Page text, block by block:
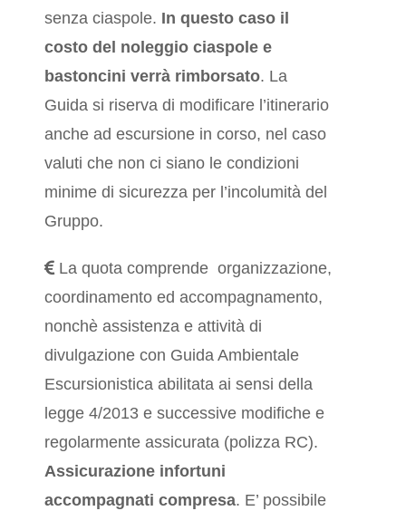
senza ciaspole. In questo caso il
costo del noleggio ciaspole e
bastoncini verrà rimborsato. La
Guida si riserva di modificare l’itinerario
anche ad escursione in corso, nel caso
valuti che non ci siano le condizioni
minime di sicurezza per l’incolumità del
Gruppo.
La quota comprende organizzazione,
coordinamento ed accompagnamento,
nonchè assistenza e attività di
divulgazione con Guida Ambientale
Escursionistica abilitata ai sensi della
legge 4/2013 e successive modifiche e
regolarmente assicurata (polizza RC).
Assicurazione infortuni
accompagnati compresa. E’ possibile